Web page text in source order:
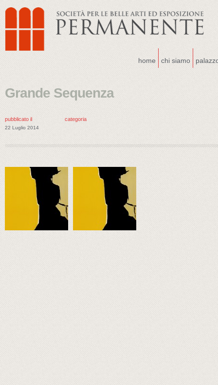
home chi siamo
Grande Sequenza
pubblicato il
22 Luglio 2014
categoria